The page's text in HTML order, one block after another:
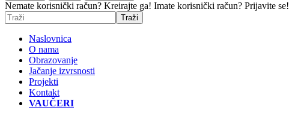
Nemate korisnički račun? Kreirajte ga! Imate korisnički račun? Prijavite se!
Naslovnica
O nama
Obrazovanje
Jačanje izvrsnosti
Projekti
Kontakt
VAUČERI